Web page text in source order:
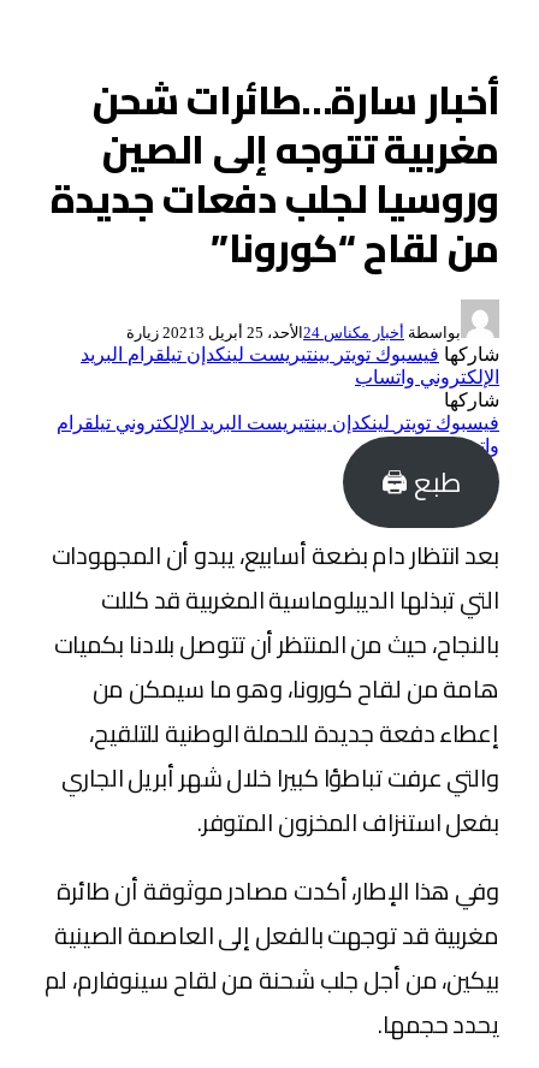
أخبار سارة…طائرات شحن
مغربية تتوجه إلى الصين
وروسيا لجلب دفعات جديدة
من لقاح “كورونا”
بواسطة أخبار مكناس 24 الأحد، 25 أبريل 2021 3 زيارة
شاركها فيسبوك تويتر بينتيريست لينكدإن تيلقرام البريد
الإلكتروني واتساب
شاركها
فيسبوك تويتر لينكدإن بينتيريست البريد الإلكتروني تيلقرام
واتساب
طبع 🖨
بعد انتظار دام بضعة أسابيع، يبدو أن المجهودات
التي تبذلها الديبلوماسية المغربية قد كللت
بالنجاح، حيث من المنتظر أن تتوصل بلادنا بكميات
هامة من لقاح كورونا، وهو ما سيمكن من
إعطاء دفعة جديدة للحملة الوطنية للتلقيح،
والتي عرفت تباطؤا كبيرا خلال شهر أبريل الجاري
بفعل استنزاف المخزون المتوفر.
وفي هذا الإطار، أكدت مصادر موثوقة أن طائرة
مغربية قد توجهت بالفعل إلى العاصمة الصينية
بيكين، من أجل جلب شحنة من لقاح سينوفارم، لم
يحدد حجمها.